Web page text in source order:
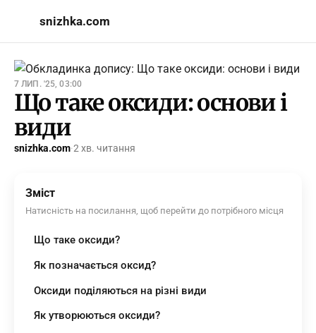
snizhka.com
7 ЛИП. '25, 03:00
Що таке оксиди: основи і
види
snizhka.com·2 хв. читання
Зміст
Натисність на посилання, щоб перейти до потрібного місця
Що таке оксиди?
Як позначається оксид?
Оксиди поділяються на різні види
Як утворюються оксиди?